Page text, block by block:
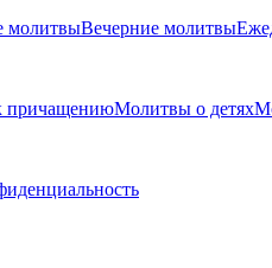
молитвыВечерние молитвы
причащениюМолитвы о детях